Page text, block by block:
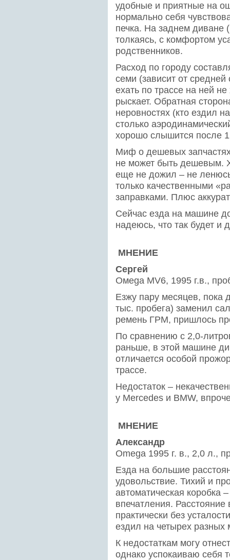
удобные и приятные на
нормально себя
печка. На заднем диване
толкаясь, с комфортом
родственников.
Расход по городу
семи (зависит от
ехать по трассе на ней
рыскает. Обратная
неровностях (кто ездил
столько
хорошо слышится после
Миф о дешевых
не может быть дешевым.
еще не дожил – не ленюсь
только качественными
заправками. Плюс
Сейчас езда на машине
надеюсь, что так будет и
МНЕНИЕ
Сергей
Омеga MV6, 1995 г.в.,
Езжу пару месяцев, пока
тыс. пробега) заменил
ремень ГРМ, пришлось
По сравнению с 2,0-
раньше, в этой машине
отличается особой
трассе.
Недостаток –
у Mercedes и BMW,
МНЕНИЕ
Александр
Omega 1995 г. в., 2,0 л.,
Езда на большие
удовольствие. Тихий и
автоматическая коробка
впечатления.
практически без
ездил на четырех разных
К недостаткам могу
однако успокаиваю себя